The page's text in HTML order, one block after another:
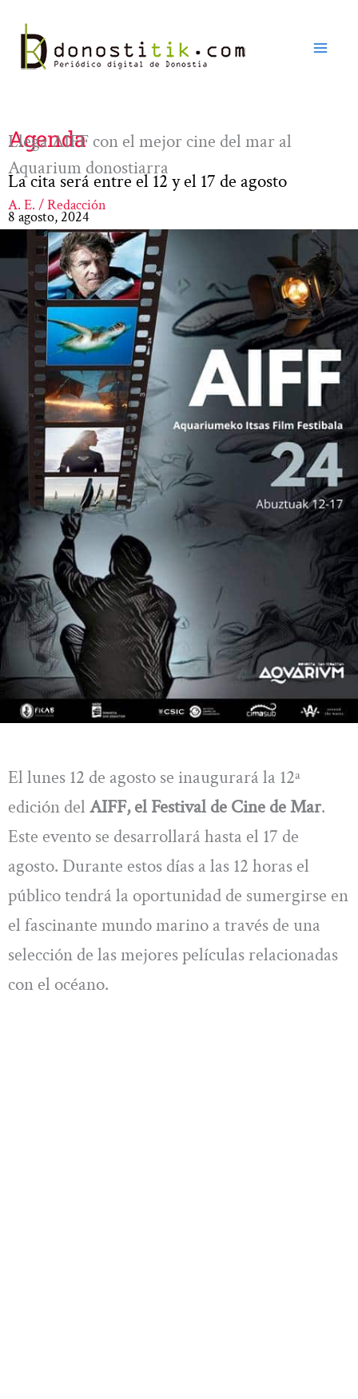
contenido
Agenda
Llega AIFF con el mejor cine del mar al
Aquarium donostiarra
La cita será entre el 12 y el 17 de agosto
A. E. / Redacción
8 agosto, 2024
El lunes 12 de agosto se inaugurará la 12ª
edición del AIFF, el Festival de Cine de Mar.
Este evento se desarrollará hasta el 17 de
agosto. Durante estos días a las 12 horas el
público tendrá la oportunidad de sumergirse en
el fascinante mundo marino a través de una
selección de las mejores películas relacionadas
con el océano.